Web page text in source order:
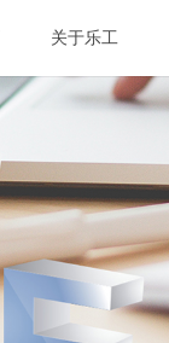
关于乐工